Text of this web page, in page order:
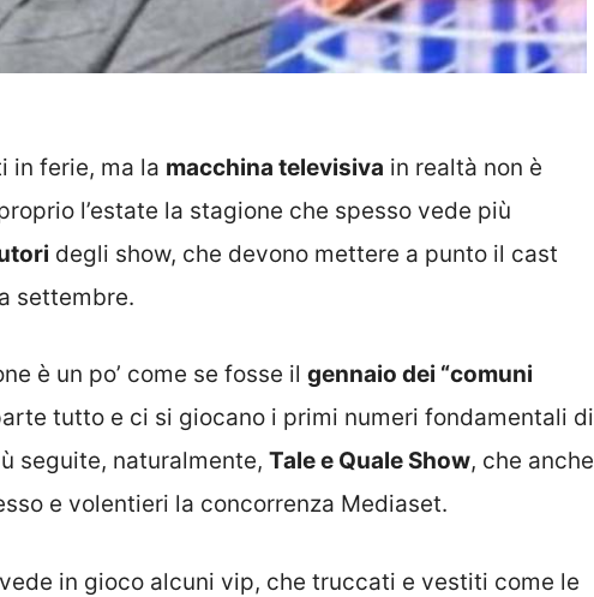
in ferie, ma la macchina televisiva in realtà non è
l’estate la stagione che spesso vede più
degli show, che devono mettere a punto il cast
settembre.
è un po’ come se fosse il gennaio dei “comuni
tutto e ci si giocano i primi numeri fondamentali di
seguite, naturalmente, Tale e Quale Show, che anche
e volentieri la concorrenza Mediaset.
in gioco alcuni vip, che truccati e vestiti come le